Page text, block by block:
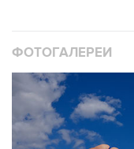
ФОТОГАЛЕРЕИ